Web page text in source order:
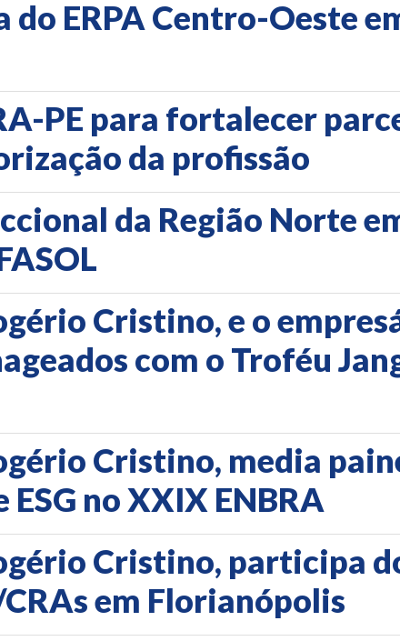
ERPA Centro-Oeste
PE para fortalecer
da profissão
da Região Norte
Cristino, e o
com o Troféu
Cristino, media
no XXIX ENBRA
Cristino, participa
em Florianópolis